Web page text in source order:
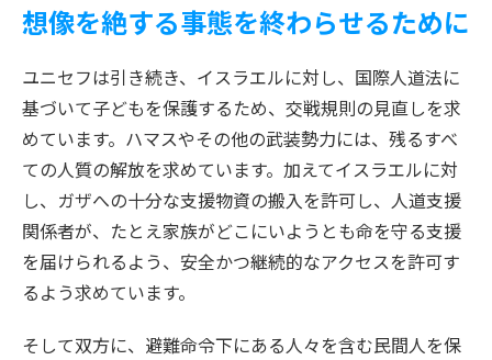
想像を絶する事態を終わらせるために
ユニセフは引き続き、イスラエルに対し、国際人道法に
基づいて子どもを保護するため、交戦規則の見直しを求
めています。ハマスやその他の武装勢力には、残るすべ
ての人質の解放を求めています。加えてイスラエルに対
し、ガザへの十分な支援物資の搬入を許可し、人道支援
関係者が、たとえ家族がどこにいようとも命を守る支援
を届けられるよう、安全かつ継続的なアクセスを許可す
るよう求めています。
そして双方に、避難命令下にある人々を含む民間人を保